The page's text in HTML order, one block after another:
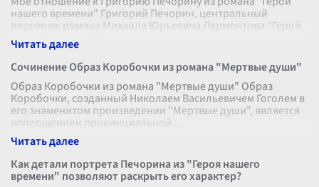
нашего времени" Григорий Печорин, центральный
персонаж романа Михаила Юрьевича Лермонтова "Герой
нашего времени", вызывает во мн
Сочинение Образ Коробочки из романа "Мертвые души"
Образ Коробочки из романа "Мертвые души" Образ
Коробочки, созданный Николаем Васильевичем Гоголем в
его знаменитом произведении "Мертвые души", является
воплощением провинциальной
Как детали портрета Печорина из "Героя нашего
времени" позволяют раскрыть его характер?